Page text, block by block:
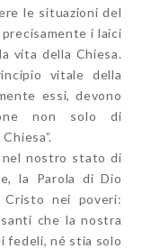
le situazioni del
i laici
vita della Chiesa.
vitale della
essi, devono
non solo di
nel nostro stato di
la Parola di Dio
nei poveri:
che la nostra
fedeli, né stia solo